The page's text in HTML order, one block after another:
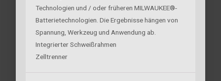
Technologien und / oder früheren MILWAUKEE®-
Batterietechnologien. Die Ergebnisse hängen von
Spannung, Werkzeug und Anwendung ab.
Integrierter Schweißrahmen
Zelltrenner